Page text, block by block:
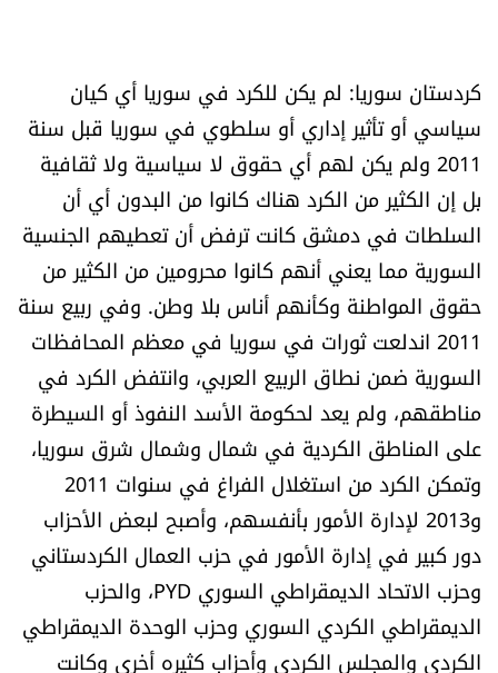
كردستان سوريا: لم يكن للكرد في سوريا أي كيان
سياسي أو تأثير إداري أو سلطوي في سوريا قبل سنة
2011 ولم يكن لهم أي حقوق لا سياسية ولا ثقافية
بل إن الكثير من الكرد هناك كانوا من البدون أي أن
السلطات في دمشق كانت ترفض أن تعطيهم الجنسية
السورية مما يعني أنهم كانوا محرومين من الكثير من
حقوق المواطنة وكأنهم أناس بلا وطن. وفي ربيع سنة
2011 اندلعت ثورات في سوريا في معظم المحافظات
السورية ضمن نطاق الربيع العربي، وانتفض الكرد في
مناطقهم، ولم يعد لحكومة الأسد النفوذ أو السيطرة
على المناطق الكردية في شمال وشمال شرق سوريا،
وتمكن الكرد من استغلال الفراغ في سنوات 2011
و2013 لإدارة الأمور بأنفسهم، وأصبح لبعض الأحزاب
دور كبير في إدارة الأمور في حزب العمال الكردستاني
وحزب الاتحاد الديمقراطي السوري PYD، والحزب
الديمقراطي الكردي السوري وحزب الوحدة الديمقراطي
الكردي والمجلس الكردي وأحزاب كثيره أخرى وكانت